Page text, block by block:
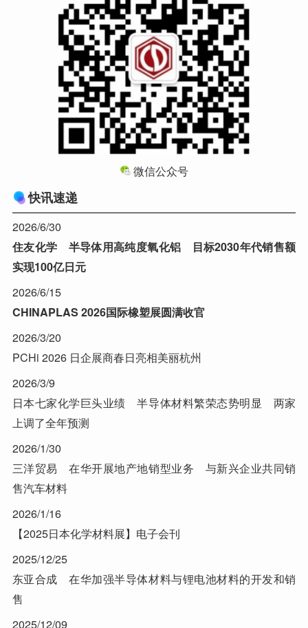
微信公众号
快讯速递
2026/6/30
住友化学 半导体用高纯度氧化铝 目标2030年代销售额
实现100亿日元
2026/6/15
CHINAPLAS 2026国际橡塑展圆满收官
2026/3/20
PCHi 2026 日企展商春日亮相美丽杭州
2026/3/9
日本七家化学巨头业绩 半导体材料繁荣态势明显 两家
上调了全年预测
2026/1/30
三洋贸易 在华开展地产地销型业务 与新兴企业共同销
售汽车材料
2026/1/16
【2025日本化学材料展】电子会刊
2025/12/25
东亚合成 在华加强半导体材料与锂电池材料的开发和销
售
2025/12/09